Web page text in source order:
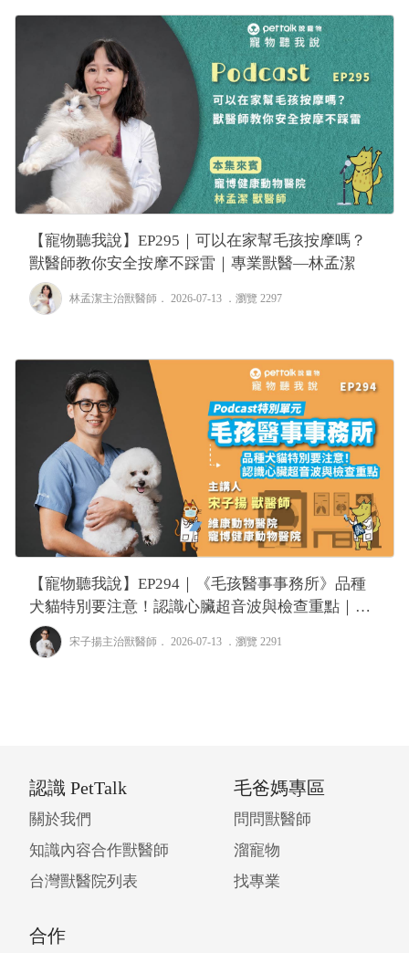
【寵物聽我說】EP295｜可以在家幫毛孩按摩嗎？
獸醫師教你安全按摩不踩雷｜專業獸醫—林孟潔
林孟潔主治獸醫師 ． 2026-07-13 ． 瀏覽 2297
【寵物聽我說】EP294｜《毛孩醫事事務所》品種
犬貓特別要注意！認識心臟超音波與檢查重點｜專
業獸醫—宋子揚
宋子揚主治獸醫師 ． 2026-07-13 ． 瀏覽 2291
認識 PetTalk
關於我們
知識內容合作獸醫師
台灣獸醫院列表
毛爸媽專區
問問獸醫師
溜寵物
找專業
合作